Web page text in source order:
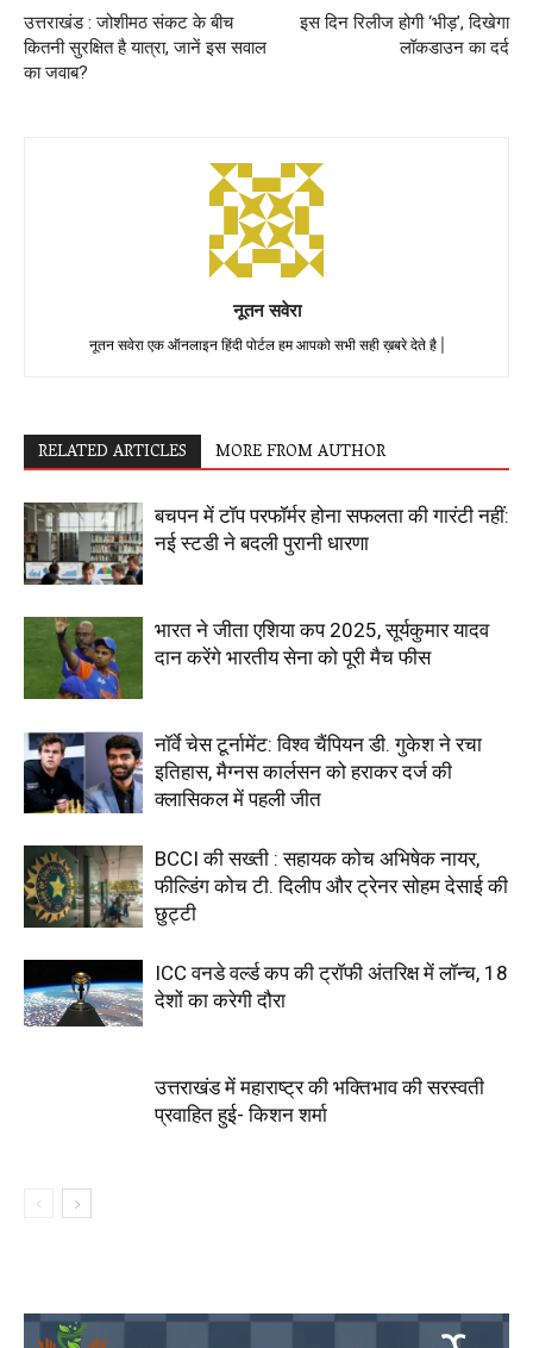
उत्तराखंड : जोशीमठ संकट के बीच
कितनी सुरक्षित है यात्रा, जानें इस सवाल
का जवाब?
इस दिन रिलीज होगी ‘भीड़’, दिखेगा
लॉकडाउन का दर्द
नूतन सवेरा
नूतन सवेरा एक ऑनलाइन हिंदी पोर्टल हम आपको सभी सही ख़बरे देते है |
RELATED ARTICLES MORE FROM AUTHOR
बचपन में टॉप परफॉर्मर होना सफलता की गारंटी नहीं:
नई स्टडी ने बदली पुरानी धारणा
भारत ने जीता एशिया कप 2025, सूर्यकुमार यादव
दान करेंगे भारतीय सेना को पूरी मैच फीस
नॉर्वे चेस टूर्नामेंट: विश्व चैंपियन डी. गुकेश ने रचा
इतिहास, मैग्नस कार्लसन को हराकर दर्ज की
क्लासिकल में पहली जीत
BCCI की सख्ती : सहायक कोच अभिषेक नायर,
फील्डिंग कोच टी. दिलीप और ट्रेनर सोहम देसाई की
छुट्टी
ICC वनडे वर्ल्ड कप की ट्रॉफी अंतरिक्ष में लॉन्च, 18
देशों का करेगी दौरा
उत्तराखंड में महाराष्ट्र की भक्तिभाव की सरस्वती
प्रवाहित हुई- किशन शर्मा